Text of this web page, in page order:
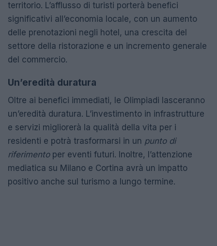
territorio. L’afflusso di turisti porterà benefici
significativi all’economia locale, con un aumento
delle prenotazioni negli hotel, una crescita del
settore della ristorazione e un incremento generale
del commercio.
Un’eredità duratura
Oltre ai benefici immediati, le Olimpiadi lasceranno
un’eredità duratura. L’investimento in infrastrutture
e servizi migliorerà la qualità della vita per i
residenti e potrà trasformarsi in un punto di
riferimentoper eventi futuri. Inoltre, l’attenzione
mediatica su Milano e Cortina avrà un impatto
positivo anche sul turismo a lungo termine.